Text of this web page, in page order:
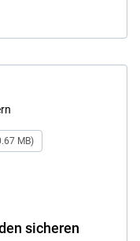
MB)
sicheren